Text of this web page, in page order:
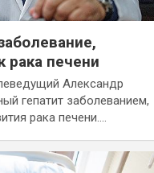
печени
Александр
гепатит заболеванием,
рака печени.…